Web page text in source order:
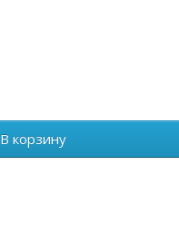
В корзину